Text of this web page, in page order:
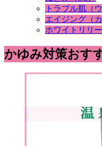
トラブル肌（
エイジング（
ホワイトリリ
かゆみ対策おす